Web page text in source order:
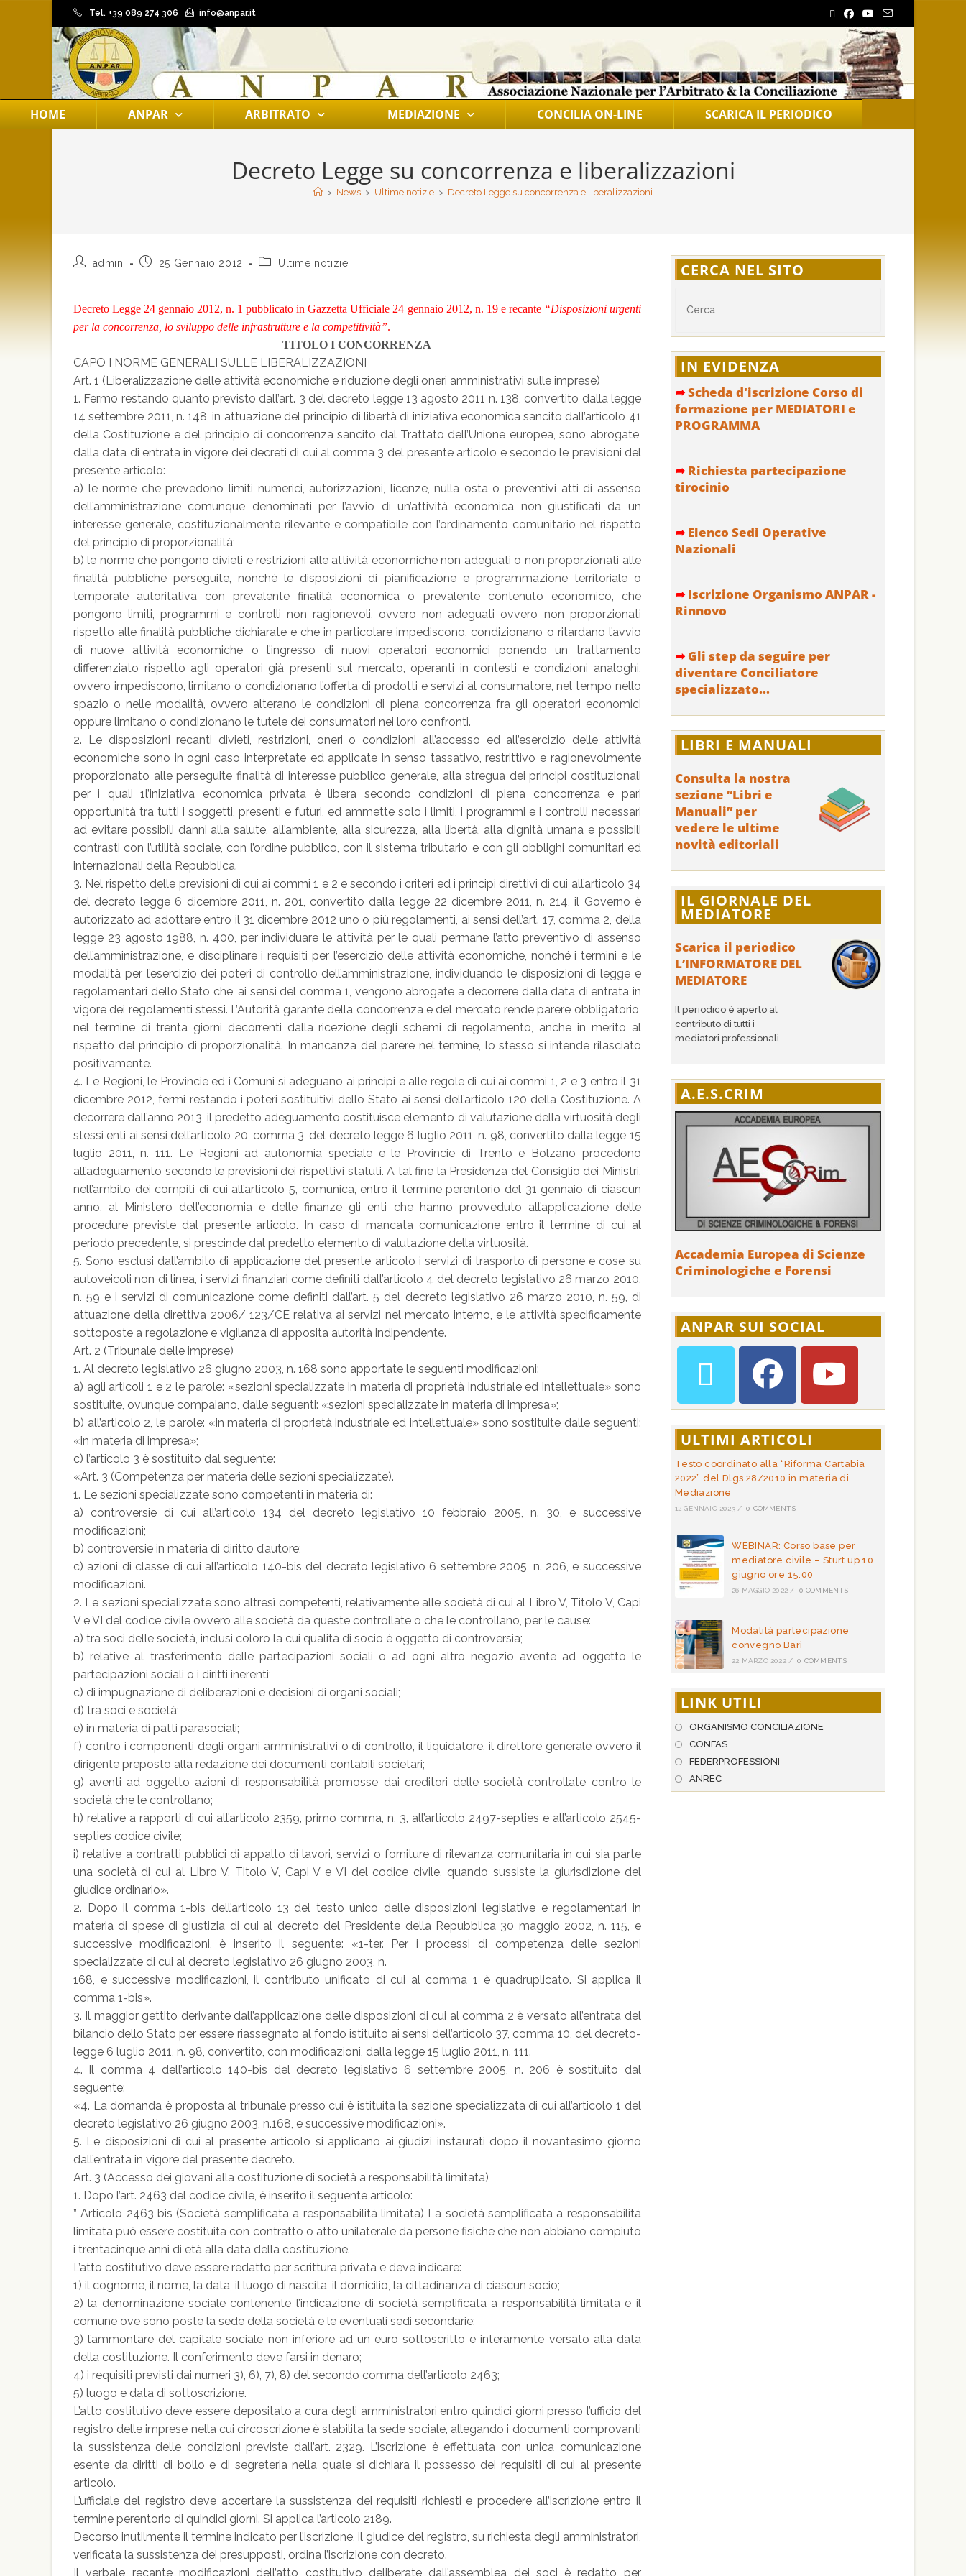
Tel. +39 089 274 306 info@anpar.it
HOME ANPAR ARBITRATO MEDIAZIONE CONCILIA ON-LINE SCARICA IL PERIODICO
Decreto Legge su concorrenza e liberalizzazioni
> News > Ultime notizie > Decreto Legge su concorrenza e liberalizzazioni
admin 25 Gennaio 2012 Ultime notizie
Decreto Legge 24 gennaio 2012, n. 1 pubblicato in Gazzetta Ufficiale 24 gennaio 2012, n. 19 e recante“Disposizioni urgenti
per la concorrenza, lo sviluppo delle infrastrutture e la competitività”.
TITOLO I CONCORRENZA
CAPO I NORME GENERALI SULLE LIBERALIZZAZIONI
Art. 1 (Liberalizzazione delle attività economiche e riduzione degli oneri amministrativi sulle imprese)
1. Fermo restando quanto previsto dall’art. 3 del decreto legge 13 agosto 2011 n. 138, convertito dalla legge
14 settembre 2011, n. 148, in attuazione del principio di libertà di iniziativa economica sancito dall’articolo 41
della Costituzione e del principio di concorrenza sancito dal Trattato dell’Unione europea, sono abrogate,
dalla data di entrata in vigore dei decreti di cui al comma 3 del presente articolo e secondo le previsioni del
presente articolo:
a) le norme che prevedono limiti numerici, autorizzazioni, licenze, nulla osta o preventivi atti di assenso
dell’amministrazione comunque denominati per l’avvio di un’attività economica non giustificati da un
interesse generale, costituzionalmente rilevante e compatibile con l’ordinamento comunitario nel rispetto
del principio di proporzionalità;
b) le norme che pongono divieti e restrizioni alle attività economiche non adeguati o non proporzionati alle
finalità pubbliche perseguite, nonché le disposizioni di pianificazione e programmazione territoriale o
temporale autoritativa con prevalente finalità economica o prevalente contenuto economico, che
pongono limiti, programmi e controlli non ragionevoli, ovvero non adeguati ovvero non proporzionati
rispetto alle finalità pubbliche dichiarate e che in particolare impediscono, condizionano o ritardano l’avvio
di nuove attività economiche o l’ingresso di nuovi operatori economici ponendo un trattamento
differenziato rispetto agli operatori già presenti sul mercato, operanti in contesti e condizioni analoghi,
ovvero impediscono, limitano o condizionano l’offerta di prodotti e servizi al consumatore, nel tempo nello
spazio o nelle modalità, ovvero alterano le condizioni di piena concorrenza fra gli operatori economici
oppure limitano o condizionano le tutele dei consumatori nei loro confronti.
2. Le disposizioni recanti divieti, restrizioni, oneri o condizioni all’accesso ed all’esercizio delle attività
economiche sono in ogni caso interpretate ed applicate in senso tassativo, restrittivo e ragionevolmente
proporzionato alle perseguite finalità di interesse pubblico generale, alla stregua dei principi costituzionali
per i quali 1l’iniziativa economica privata è libera secondo condizioni di piena concorrenza e pari
opportunità tra tutti i soggetti, presenti e futuri, ed ammette solo i limiti, i programmi e i controlli necessari
ad evitare possibili danni alla salute, all’ambiente, alla sicurezza, alla libertà, alla dignità umana e possibili
contrasti con l’utilità sociale, con l’ordine pubblico, con il sistema tributario e con gli obblighi comunitari ed
internazionali della Repubblica.
3. Nel rispetto delle previsioni di cui ai commi 1 e 2 e secondo i criteri ed i principi direttivi di cui all’articolo 34
del decreto legge 6 dicembre 2011, n. 201, convertito dalla legge 22 dicembre 2011, n. 214, il Governo è
autorizzato ad adottare entro il 31 dicembre 2012 uno o più regolamenti, ai sensi dell’art. 17, comma 2, della
legge 23 agosto 1988, n. 400, per individuare le attività per le quali permane l’atto preventivo di assenso
dell’amministrazione, e disciplinare i requisiti per l’esercizio delle attività economiche, nonché i termini e le
modalità per l’esercizio dei poteri di controllo dell’amministrazione, individuando le disposizioni di legge e
regolamentari dello Stato che, ai sensi del comma 1, vengono abrogate a decorrere dalla data di entrata in
vigore dei regolamenti stessi. L’Autorità garante della concorrenza e del mercato rende parere obbligatorio,
nel termine di trenta giorni decorrenti dalla ricezione degli schemi di regolamento, anche in merito al
rispetto del principio di proporzionalità. In mancanza del parere nel termine, lo stesso si intende rilasciato
positivamente.
4. Le Regioni, le Provincie ed i Comuni si adeguano ai principi e alle regole di cui ai commi 1, 2 e 3 entro il 31
dicembre 2012, fermi restando i poteri sostituitivi dello Stato ai sensi dell’articolo 120 della Costituzione. A
decorrere dall’anno 2013, il predetto adeguamento costituisce elemento di valutazione della virtuosità degli
stessi enti ai sensi dell’articolo 20, comma 3, del decreto legge 6 luglio 2011, n. 98, convertito dalla legge 15
luglio 2011, n. 111. Le Regioni ad autonomia speciale e le Provincie di Trento e Bolzano procedono
all’adeguamento secondo le previsioni dei rispettivi statuti. A tal fine la Presidenza del Consiglio dei Ministri,
nell’ambito dei compiti di cui all’articolo 5, comunica, entro il termine perentorio del 31 gennaio di ciascun
anno, al Ministero dell’economia e delle finanze gli enti che hanno provveduto all’applicazione delle
procedure previste dal presente articolo. In caso di mancata comunicazione entro il termine di cui al
periodo precedente, si prescinde dal predetto elemento di valutazione della virtuosità.
5. Sono esclusi dall’ambito di applicazione del presente articolo i servizi di trasporto di persone e cose su
autoveicoli non di linea, i servizi finanziari come definiti dall’articolo 4 del decreto legislativo 26 marzo 2010,
n. 59 e i servizi di comunicazione come definiti dall’art. 5 del decreto legislativo 26 marzo 2010, n. 59, di
attuazione della direttiva 2006/ 123/CE relativa ai servizi nel mercato interno, e le attività specificamente
sottoposte a regolazione e vigilanza di apposita autorità indipendente.
Art. 2 (Tribunale delle imprese)
1. Al decreto legislativo 26 giugno 2003, n. 168 sono apportate le seguenti modificazioni:
a) agli articoli 1 e 2 le parole: «sezioni specializzate in materia di proprietà industriale ed intellettuale» sono
sostituite, ovunque compaiano, dalle seguenti: «sezioni specializzate in materia di impresa»;
b) all’articolo 2, le parole: «in materia di proprietà industriale ed intellettuale» sono sostituite dalle seguenti:
«in materia di impresa»;
c) l’articolo 3 è sostituito dal seguente:
«Art. 3 (Competenza per materia delle sezioni specializzate).
1. Le sezioni specializzate sono competenti in materia di:
a) controversie di cui all’articolo 134 del decreto legislativo 10 febbraio 2005, n. 30, e successive
modificazioni;
b) controversie in materia di diritto d’autore;
c) azioni di classe di cui all’articolo 140-bis del decreto legislativo 6 settembre 2005, n. 206, e successive
modificazioni.
2. Le sezioni specializzate sono altresì competenti, relativamente alle società di cui al Libro V, Titolo V, Capi
V e VI del codice civile ovvero alle società da queste controllate o che le controllano, per le cause:
a) tra soci delle società, inclusi coloro la cui qualità di socio è oggetto di controversia;
b) relative al trasferimento delle partecipazioni sociali o ad ogni altro negozio avente ad oggetto le
partecipazioni sociali o i diritti inerenti;
c) di impugnazione di deliberazioni e decisioni di organi sociali;
d) tra soci e società;
e) in materia di patti parasociali;
f) contro i componenti degli organi amministrativi o di controllo, il liquidatore, il direttore generale ovvero il
dirigente preposto alla redazione dei documenti contabili societari;
g) aventi ad oggetto azioni di responsabilità promosse dai creditori delle società controllate contro le
società che le controllano;
h) relative a rapporti di cui all’articolo 2359, primo comma, n. 3, all’articolo 2497-septies e all’articolo 2545-
septies codice civile;
i) relative a contratti pubblici di appalto di lavori, servizi o forniture di rilevanza comunitaria in cui sia parte
una società di cui al Libro V, Titolo V, Capi V e VI del codice civile, quando sussiste la giurisdizione del
giudice ordinario».
2. Dopo il comma 1-bis dell’articolo 13 del testo unico delle disposizioni legislative e regolamentari in
materia di spese di giustizia di cui al decreto del Presidente della Repubblica 30 maggio 2002, n. 115, e
successive modificazioni, è inserito il seguente: «1-ter. Per i processi di competenza delle sezioni
specializzate di cui al decreto legislativo 26 giugno 2003, n.
168, e successive modificazioni, il contributo unificato di cui al comma 1 è quadruplicato. Si applica il
comma 1-bis».
3. Il maggior gettito derivante dall’applicazione delle disposizioni di cui al comma 2 è versato all’entrata del
bilancio dello Stato per essere riassegnato al fondo istituito ai sensi dell’articolo 37, comma 10, del decreto-
legge 6 luglio 2011, n. 98, convertito, con modificazioni, dalla legge 15 luglio 2011, n. 111.
4. Il comma 4 dell’articolo 140-bis del decreto legislativo 6 settembre 2005, n. 206 è sostituito dal
seguente:
«4. La domanda è proposta al tribunale presso cui è istituita la sezione specializzata di cui all’articolo 1 del
decreto legislativo 26 giugno 2003, n.168, e successive modificazioni».
5. Le disposizioni di cui al presente articolo si applicano ai giudizi instaurati dopo il novantesimo giorno
dall’entrata in vigore del presente decreto.
Art. 3 (Accesso dei giovani alla costituzione di società a responsabilità limitata)
1. Dopo l’art. 2463 del codice civile, è inserito il seguente articolo:
” Articolo 2463 bis (Società semplificata a responsabilità limitata) La società semplificata a responsabilità
limitata può essere costituita con contratto o atto unilaterale da persone fisiche che non abbiano compiuto
i trentacinque anni di età alla data della costituzione.
L’atto costitutivo deve essere redatto per scrittura privata e deve indicare:
1) il cognome, il nome, la data, il luogo di nascita, il domicilio, la cittadinanza di ciascun socio;
2) la denominazione sociale contenente l’indicazione di società semplificata a responsabilità limitata e il
comune ove sono poste la sede della società e le eventuali sedi secondarie;
3) l’ammontare del capitale sociale non inferiore ad un euro sottoscritto e interamente versato alla data
della costituzione. Il conferimento deve farsi in denaro;
4) i requisiti previsti dai numeri 3), 6), 7), 8) del secondo comma dell’articolo 2463;
5) luogo e data di sottoscrizione.
L’atto costitutivo deve essere depositato a cura degli amministratori entro quindici giorni presso l’ufficio del
registro delle imprese nella cui circoscrizione è stabilita la sede sociale, allegando i documenti comprovanti
la sussistenza delle condizioni previste dall’art. 2329. L’iscrizione è effettuata con unica comunicazione
esente da diritti di bollo e di segreteria nella quale si dichiara il possesso dei requisiti di cui al presente
articolo.
L’ufficiale del registro deve accertare la sussistenza dei requisiti richiesti e procedere all’iscrizione entro il
termine perentorio di quindici giorni. Si applica l’articolo 2189.
Decorso inutilmente il termine indicato per l’iscrizione, il giudice del registro, su richiesta degli amministratori,
verificata la sussistenza dei presupposti, ordina l’iscrizione con decreto.
Il verbale recante modificazioni dell’atto costitutivo deliberate dall’assemblea dei soci è redatto per
CERCA NEL SITO
IN EVIDENZA
➦Scheda d'iscrizione Corso di
formazione per MEDIATORI e
PROGRAMMA
➦Richiesta partecipazione
tirocinio
➦Elenco Sedi Operative
Nazionali
➦Iscrizione Organismo ANPAR -
Rinnovo
➦Gli step da seguire per
diventare Conciliatore
specializzato...
LIBRI E MANUALI
Consulta la nostra
sezione “Libri e
Manuali” per
vedere le ultime
novità editoriali
IL GIORNALE DEL
MEDIATORE
Scarica il periodico
L’INFORMATORE DEL
MEDIATORE
Il periodico è aperto al
contributo di tutti i
mediatori professionali
A.E.S.CRIM
Accademia Europea di Scienze
Criminologiche e Forensi
ANPAR SUI SOCIAL
ULTIMI ARTICOLI
Testo coordinato alla “Riforma Cartabia
2022” del Dlgs 28/2010 in materia di
Mediazione
12 GENNAIO 2023 / 0 COMMENTS
WEBINAR: Corso base per
mediatore civile – Sturt up 10
giugno ore 15.00
26 MAGGIO 2022 / 0 COMMENTS
Modalità partecipazione
convegno Bari
22 MARZO 2022 / 0 COMMENTS
LINK UTILI
ORGANISMO CONCILIAZIONE
CONFAS
FEDERPROFESSIONI
ANREC